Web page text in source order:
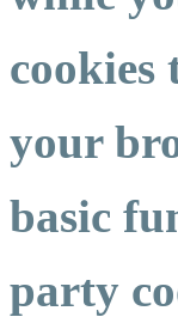
cookies
your
basic
party